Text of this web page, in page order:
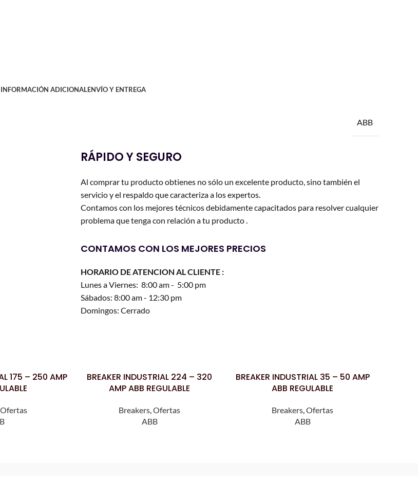
INFORMACIÓN ADICIONALENVÍO Y ENTREGA
ABB
RÁPIDO Y SEGURO
Al comprar tu producto obtienes no sólo un excelente producto, sino también el
servicio y el respaldo que caracteriza a los expertos.
Contamos con los mejores técnicos debidamente capacitados para resolver cualquier
problema que tenga con relación a tu producto .
CONTAMOS CON LOS MEJORES PRECIOS
HORARIO DE ATENCION AL CLIENTE :
Lunes a Viernes: 8:00 am - 5:00 pm
Sábados: 8:00 am - 12:30 pm
Domingos: Cerrado
175 – 250 AMP
Ofertas
LEER MÁS
BREAKER INDUSTRIAL 224 – 320
AMP ABB REGULABLE
Breakers,Ofertas
ABB
LEER MÁS
BREAKER INDUSTRIAL 35 – 50 AMP
ABB REGULABLE
Breakers,Ofertas
ABB